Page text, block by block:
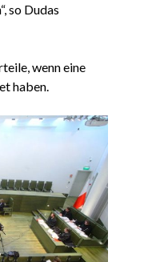
so Dudas
wenn eine
haben.